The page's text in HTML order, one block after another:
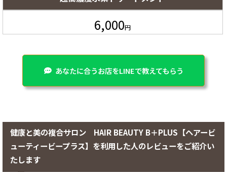
6,000円
あなたに合うお店をLINEで教えてもらう
健康と美の複合サロン HAIR BEAUTY B＋PLUS【ヘアービ
ューティービープラス】を利用した人のレビューをご紹介い
たします